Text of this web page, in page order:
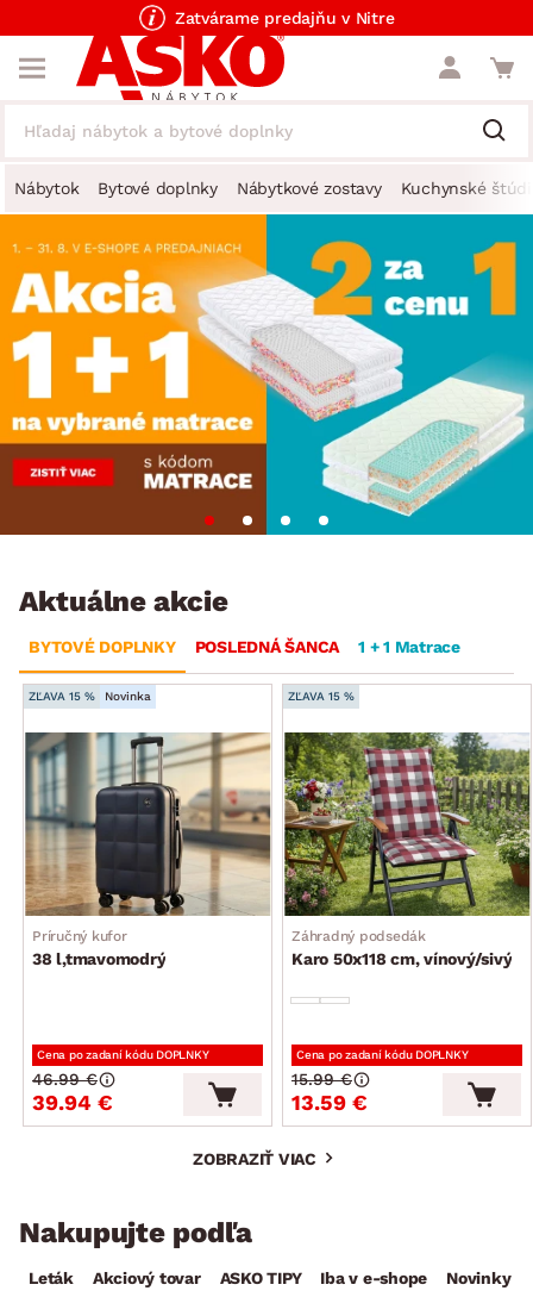
Zatvárame predajňu v Nitre
Nábytok Bytové doplnky Nábytkové zostavy Kuchynské
Aktuálne akcie
BYTOVÉ DOPLNKY POSLEDNÁ ŠANCA 1 + 1 Matrace
ZĽAVA 15 % Novinka
Príručný kufor
38 l,tmavomodrý
Cena po zadaní kódu DOPLNKY
39.94 €
46.99 €
ZĽAVA 15 %
Záhradný podsedák
Karo 50x118 cm, vínový/sivý
Cena po zadaní kódu DOPLNKY
13.59 €
15.99 €
ZOBRAZIŤ VIAC
Nakupujte podľa
Leták Akciový tovar ASKO TIPY Iba v e-shope Novinky